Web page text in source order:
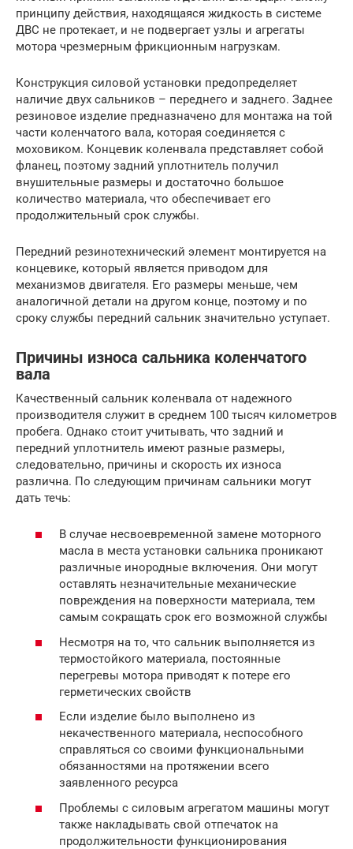
принципу действия, находящаяся жидкость в системе
ДВС не протекает, и не подвергает узлы и агрегаты
мотора чрезмерным фрикционным нагрузкам.
Конструкция силовой установки предопределяет
наличие двух сальников – переднего и заднего. Заднее
резиновое изделие предназначено для монтажа на той
части коленчатого вала, которая соединяется с
моховиком. Концевик коленвала представляет собой
фланец, поэтому задний уплотнитель получил
внушительные размеры и достаточно большое
количество материала, что обеспечивает его
продолжительный срок службы.
Передний резинотехнический элемент монтируется на
концевике, который является приводом для
механизмов двигателя. Его размеры меньше, чем
аналогичной детали на другом конце, поэтому и по
сроку службы передний сальник значительно уступает.
Причины износа сальника коленчатого
вала
Качественный сальник коленвала от надежного
производителя служит в среднем 100 тысяч километров
пробега. Однако стоит учитывать, что задний и
передний уплотнитель имеют разные размеры,
следовательно, причины и скорость их износа
различна. По следующим причинам сальники могут
дать течь:
В случае несвоевременной замене моторного
масла в места установки сальника проникают
различные инородные включения. Они могут
оставлять незначительные механические
повреждения на поверхности материала, тем
самым сокращать срок его возможной службы
Несмотря на то, что сальник выполняется из
термостойкого материала, постоянные
перегревы мотора приводят к потере его
герметических свойств
Если изделие было выполнено из
некачественного материала, неспособного
справляться со своими функциональными
обязанностями на протяжении всего
заявленного ресурса
Проблемы с силовым агрегатом машины могут
также накладывать свой отпечаток на
продолжительности функционирования